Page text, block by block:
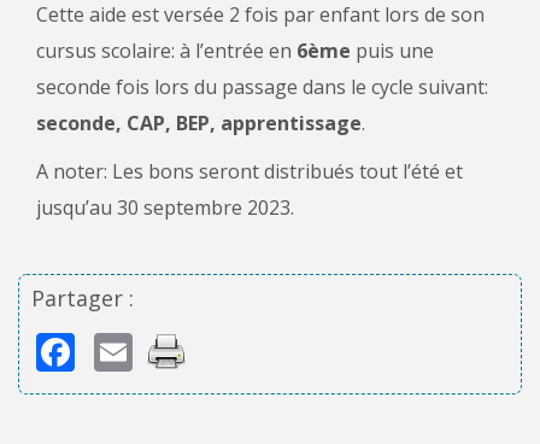
Cette aide est versée 2 fois par enfant lors de son
cursus scolaire: à l’entrée en 6ème puis une
seconde fois lors du passage dans le cycle suivant:
seconde, CAP, BEP, apprentissage.
A noter: Les bons seront distribués tout l’été et
jusqu’au 30 septembre 2023.
Partager :
Facebook
Email